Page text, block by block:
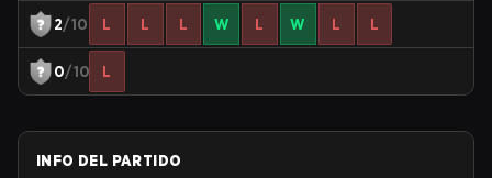
2/10 L L L W L W L L
0/10 L
INFO DEL PARTIDO